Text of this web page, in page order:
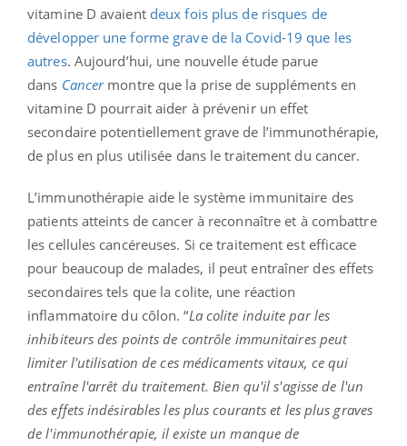
vitamine D avaient deux fois plus de risques de
développer une forme grave de la Covid-19 que les
autres. Aujourd’hui, une nouvelle étude parue
dans Cancer montre que la prise de suppléments en
vitamine D pourrait aider à prévenir un effet
secondaire potentiellement grave de l’immunothérapie,
de plus en plus utilisée dans le traitement du cancer.
L’immunothérapie aide le système immunitaire des
patients atteints de cancer à reconnaître et à combattre
les cellules cancéreuses. Si ce traitement est efficace
pour beaucoup de malades, il peut entraîner des effets
secondaires tels que la colite, une réaction
inflammatoire du côlon. “La colite induite par les
inhibiteurs des points de contrôle immunitaires peut
limiter l'utilisation de ces médicaments vitaux, ce qui
entraîne l'arrêt du traitement. Bien qu'il s'agisse de l'un
des effets indésirables les plus courants et les plus graves
de l'immunothérapie, il existe un manque de